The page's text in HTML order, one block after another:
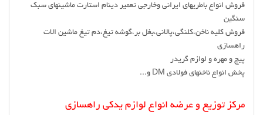
فروش انواع باطریهای ایرانی وخارجی تعمیر دینام استارت ماشینهای سبک
سنگین
فروش کلیه ناخن،کلنگی،پالانی،بغل بر،گوشه تیغ،دم تیغ ماشین الات
راهسازی
پیچ و مهره و لوازم گریدر
پخش انواع ناخنهای فولادی DM و...
مرکز توزیع و عرضه انواع لوازم یدکی راهسازی